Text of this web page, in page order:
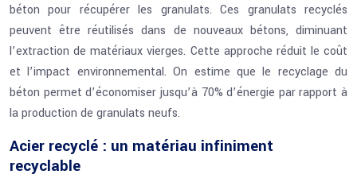
béton pour récupérer les granulats. Ces granulats recyclés
peuvent être réutilisés dans de nouveaux bétons, diminuant
l’extraction de matériaux vierges. Cette approche réduit le coût
et l’impact environnemental. On estime que le recyclage du
béton permet d’économiser jusqu’à 70% d’énergie par rapport à
la production de granulats neufs.
Acier recyclé : un matériau infiniment
recyclable